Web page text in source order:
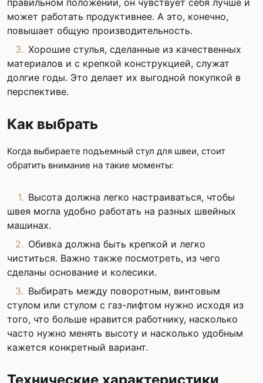
может работать продуктивнее. А это, конечно,
повышает общую производительность.
Хорошие стулья, сделанные из качественных
материалов и с крепкой конструкцией, служат
долгие годы. Это делает их выгодной покупкой в
перспективе.
Как выбрать
Когда выбираете подъемный стул для швеи, стоит
обратить внимание на такие моменты:
Высота должна легко настраиваться, чтобы
швея могла удобно работать на разных швейных
машинах.
Обивка должна быть крепкой и легко
чиститься. Важно также посмотреть, из чего
сделаны основание и колесики.
Выбирать между поворотным, винтовым
стулом или стулом с газ-лифтом нужно исходя из
того, что больше нравится работнику, насколько
часто нужно менять высоту и насколько удобным
кажется конкретный вариант.